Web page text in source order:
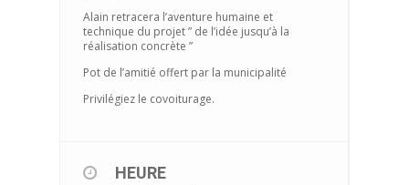
Alain retracera l’aventure humaine et
technique du projet ” de l’idée jusqu’à la
réalisation concrète ”
Pot de l’amitié offert par la municipalité
Privilégiez le covoiturage.
HEURE